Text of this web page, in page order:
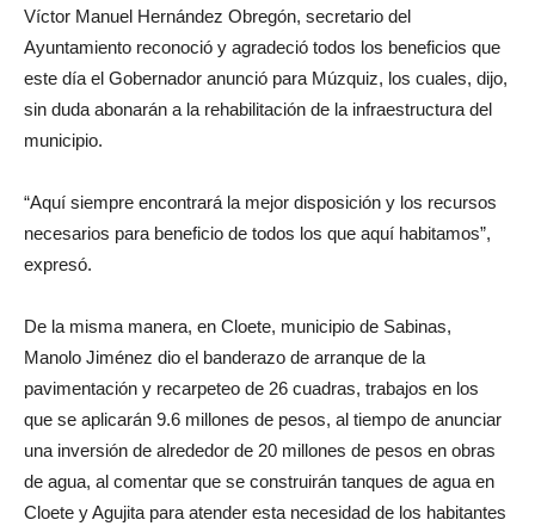
Víctor Manuel Hernández Obregón, secretario del
Ayuntamiento reconoció y agradeció todos los beneficios que
este día el Gobernador anunció para Múzquiz, los cuales, dijo,
sin duda abonarán a la rehabilitación de la infraestructura del
municipio.
“Aquí siempre encontrará la mejor disposición y los recursos
necesarios para beneficio de todos los que aquí habitamos”,
expresó.
De la misma manera, en Cloete, municipio de Sabinas,
Manolo Jiménez dio el banderazo de arranque de la
pavimentación y recarpeteo de 26 cuadras, trabajos en los
que se aplicarán 9.6 millones de pesos, al tiempo de anunciar
una inversión de alrededor de 20 millones de pesos en obras
de agua, al comentar que se construirán tanques de agua en
Cloete y Agujita para atender esta necesidad de los habitantes